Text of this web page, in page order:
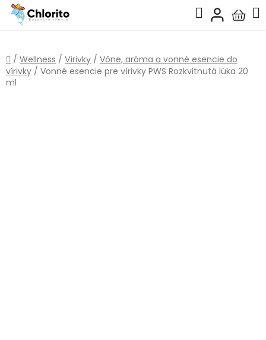
Prejsť
obsah
Hľadať
košík
Domov
/ Wellness / Vírivky / Vône, aróma a vonné esencie do
vírivky / Vonné esencie pre vírivky PWS Rozkvitnutá lúka 20
ml